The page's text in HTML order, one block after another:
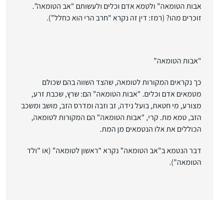
אבות הטומאה” ולטמא אדם וכלים ולעשותם "אב הטומאה”.
זוכרים מהו? (רמז: דין זה נקרא "חרב הרי הוא כחלל”).
"אבות הטומאה”
כך נקראים המקורות לטומאה, שהצד השווה בהם שכולם
מטמאים אדם וכלים. "אבות הטומאה” הם: שרץ, שכבת זרע,
מצורע, מי חטאת, בועל נידה, זב וזבה ומדרס הזב, מושב ומשכב
הזב, טמא מת. קרי, "אבות הטומאה” הם המקורות לטומאה,
הכוללים את אלו הנטמאים מן המת.
דבר הנטמא ב”אב הטומאה” נקרא "ראשון לטומאה” (או "ולד
הטומאה”).